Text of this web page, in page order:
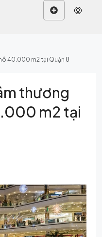
40.000 m2 tại Quận 8
thương
m2 tại